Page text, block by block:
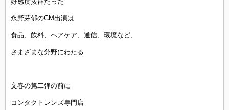
永野芽郁のCM出演は
食品、飲料、ヘアケア、通信、環境など、
さまざまな分野にわたる
文春の第二弾の前に
コンタクトレンズ専門店